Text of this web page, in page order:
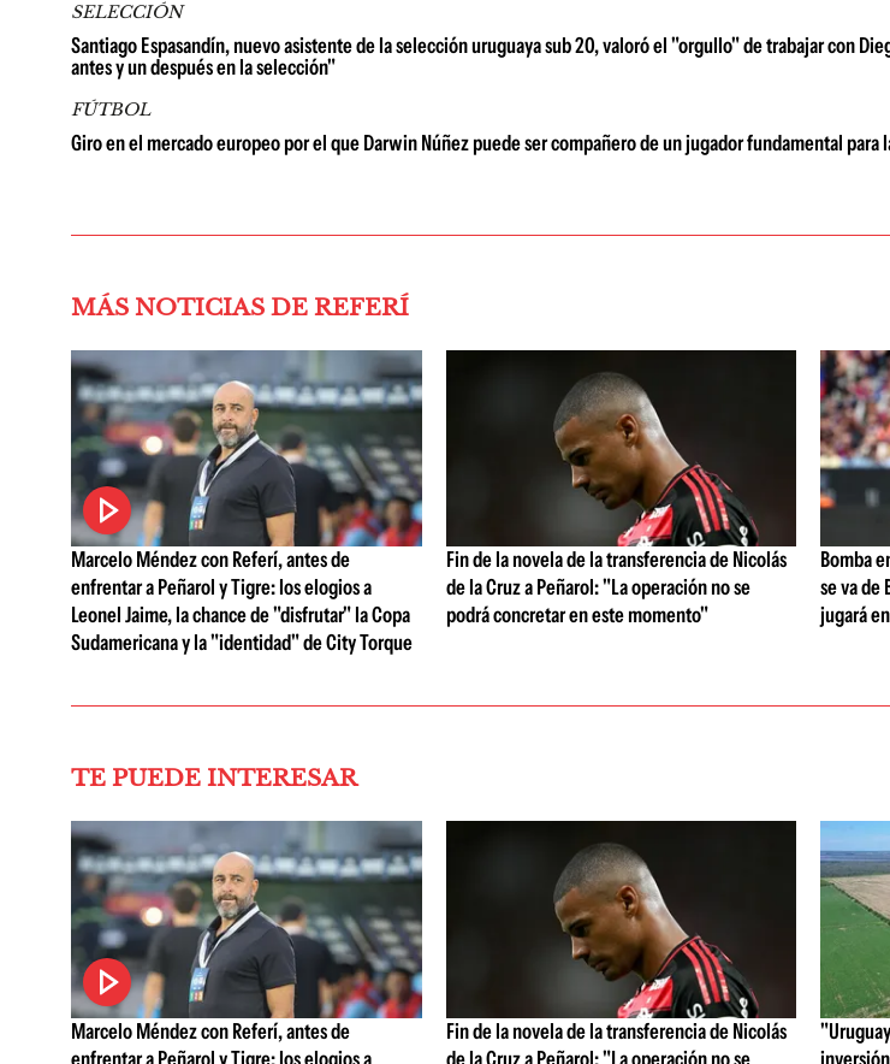
SELECCIÓN
Santiago Espasandín, nuevo asistente de la selección uruguaya sub 20, valoró el "orgullo" de trabajar con
antes y un después en la selección"
FÚTBOL
Giro en el mercado europeo por el que Darwin Núñez puede ser compañero de un jugador fundamental para
MÁS NOTICIAS DE REFERÍ
Marcelo Méndez con Referí, antes de
enfrentar a Peñarol y Tigre: los elogios a
Leonel Jaime, la chance de "disfrutar" la Copa
Sudamericana y la "identidad" de City Torque
Fin de la novela de la transferencia de Nicolás
de la Cruz a Peñarol: "La operación no se
podrá concretar en este momento"
Bomba
se va de
jugará
TE PUEDE INTERESAR
Marcelo Méndez con Referí, antes de
enfrentar a Peñarol y Tigre: los elogios a
Fin de la novela de la transferencia de Nicolás
de la Cruz a Peñarol: "La operación no se